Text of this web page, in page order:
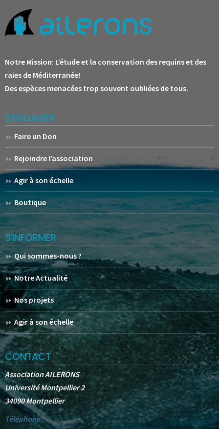
Notre Mission: L’étude et la conservation des requins et des
raies de Méditerranée!
Des espèces menacées trop souvent oubliées de tous.
S’ENGAGER
Faire un Don
Rejoindre l’association
Agir à son échelle
Boutique
S’INFORMER
Qui sommes-nous ?
Notre Actualité
Nos projets
Agir à son échelle
CONTACT
Association AILERONS
Université Montpellier 2
34090 Montpellier
Téléphone :